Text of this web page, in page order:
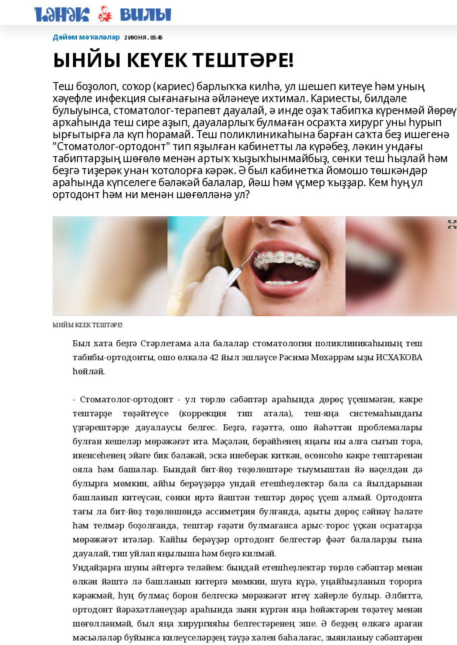
Дөйөм мәҡәләләр 2 ИЮНЯ , 05:45
ЫНЙЫ КЕҮЕК ТЕШТӘРЕ!
Теш боҙолоп, соҡор (кариес) барлыҡҡа килһә, ул шешеп китеүе һәм уның
хәүефле инфекция сығанағына әйләнеүе ихтимал. Кариесты, билдәле
булыуынса, стоматолог-терапевт дауалай, ә инде оҙаҡ табипҡа күренмәй йөрөү
арҡаһында теш сире аҙып, дауаларлыҡ булмаған осраҡта хирург уны һурып
ырғытырға ла күп һорамай. Теш поликлиникаһына барған саҡта беҙ ишегенә
"Стоматолог-ортодонт" тип яҙылған кабинетты ла күрәбеҙ, ләкин ундағы
табиптарҙың шөғөлө менән артыҡ ҡыҙыҡһынмайбыҙ, сөнки теш һыҙлай һәм
беҙгә тиҙерәк унан ҡотолорға кәрәк. Ә был кабинетҡа йомошо төшкәндәр
араһында күпселеге бәләкәй балалар, йәш һәм үҫмер ҡыҙҙар. Кем һуң ул
ортодонт һәм ни менән шөғөлләнә ул?
ЫНЙЫ КЕҮЕК ТЕШТӘРЕ!
Был хаҡта беҙгә Стәрлетамаҡ ҡала балалар стоматология поликлиникаһының теш
табибы-ортодонты, ошо өлкәлә 42 йыл эшләүсе Рәсимә Мөхәррәм ҡыҙы ИСХАҠОВА
һөйләй.
- Стоматолог-ортодонт - ул төрлө сәбәптәр арҡаһында дөрөҫ үҫешмәгән, кәкре
тештәрҙе төҙәйтеүсе (коррекция тип атала), теш-яңаҡ системаһындағы
үҙгәрештәрҙе дауалаусы белгес. Беҙгә, ғәҙәттә, ошо йәһәттән проблемалары
булған кешеләр мөрәжәғәт итә. Мәҫәлән, берәйһенең яңағы ныҡ алға сығып тора,
икенсеһенең эйәге бик бәләкәй, эскә инеберәк киткән, өсөнсөһө кәкре тештәренән
ояла һәм башҡалар. Бындай бит-йөҙ төҙөлөштәре тыумыштан йә нәҫелдән дә
булырға мөмкин, ҡайһы берәүҙәрҙә ундай етешһеҙлектәр бала саҡ йылдарынан
башланып китеүсән, сөнки иртә йәштән тештәр дөрөҫ үҫеш алмай. Ортодонтҡа
тағы ла бит-йөҙ төҙөлөшөндә ассиметрия булғанда, аҙыҡты дөрөҫ сәйнәү һәләте
һәм телмәр боҙолғанда, тештәр ғәҙәти булмағанса арҡыс-торҡос үҫкән осраҡтарҙа
мөрәжәғәт итәләр. Ҡайһы берәүҙәр ортодонт белгестәр фәҡәт балаларҙы ғына
дауалай, тип уйлап яңылыша һәм беҙгә килмәй.
Ундайҙарға шуны әйтергә теләйем: бындай етешһеҙлектәр төрлө сәбәптәр менән
өлкән йәштә лә башланып китергә мөмкин, шуға күрә, уңайһыҙланып торорға
кәрәкмәй, һуң булмаҫ борон белгескә мөрәжәғәт итеү хәйерле булыр. Әлбиттә,
ортодонт йәрәхәтләнеүҙәр арҡаһында зыян күргән яңаҡ һөйәктәрен төҙәтеү менән
шөғөлләнмәй, был яңаҡ хирургияһы белгестәренең эше. Ә беҙҙең өлкәгә ҡараған
мәсьәләләр буйынса килеүселәрҙең тәүҙә хәлен баһалағас, зыянланыу сәбәптәрен